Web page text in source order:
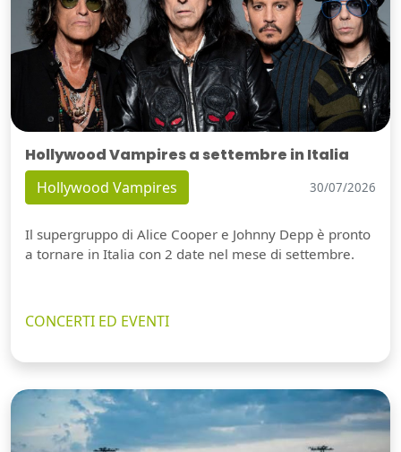
Hollywood Vampires a settembre in Italia
Hollywood Vampires 30/07/2026
Il supergruppo di Alice Cooper e Johnny Depp è pronto
a tornare in Italia con 2 date nel mese di settembre.
CONCERTI ED EVENTI